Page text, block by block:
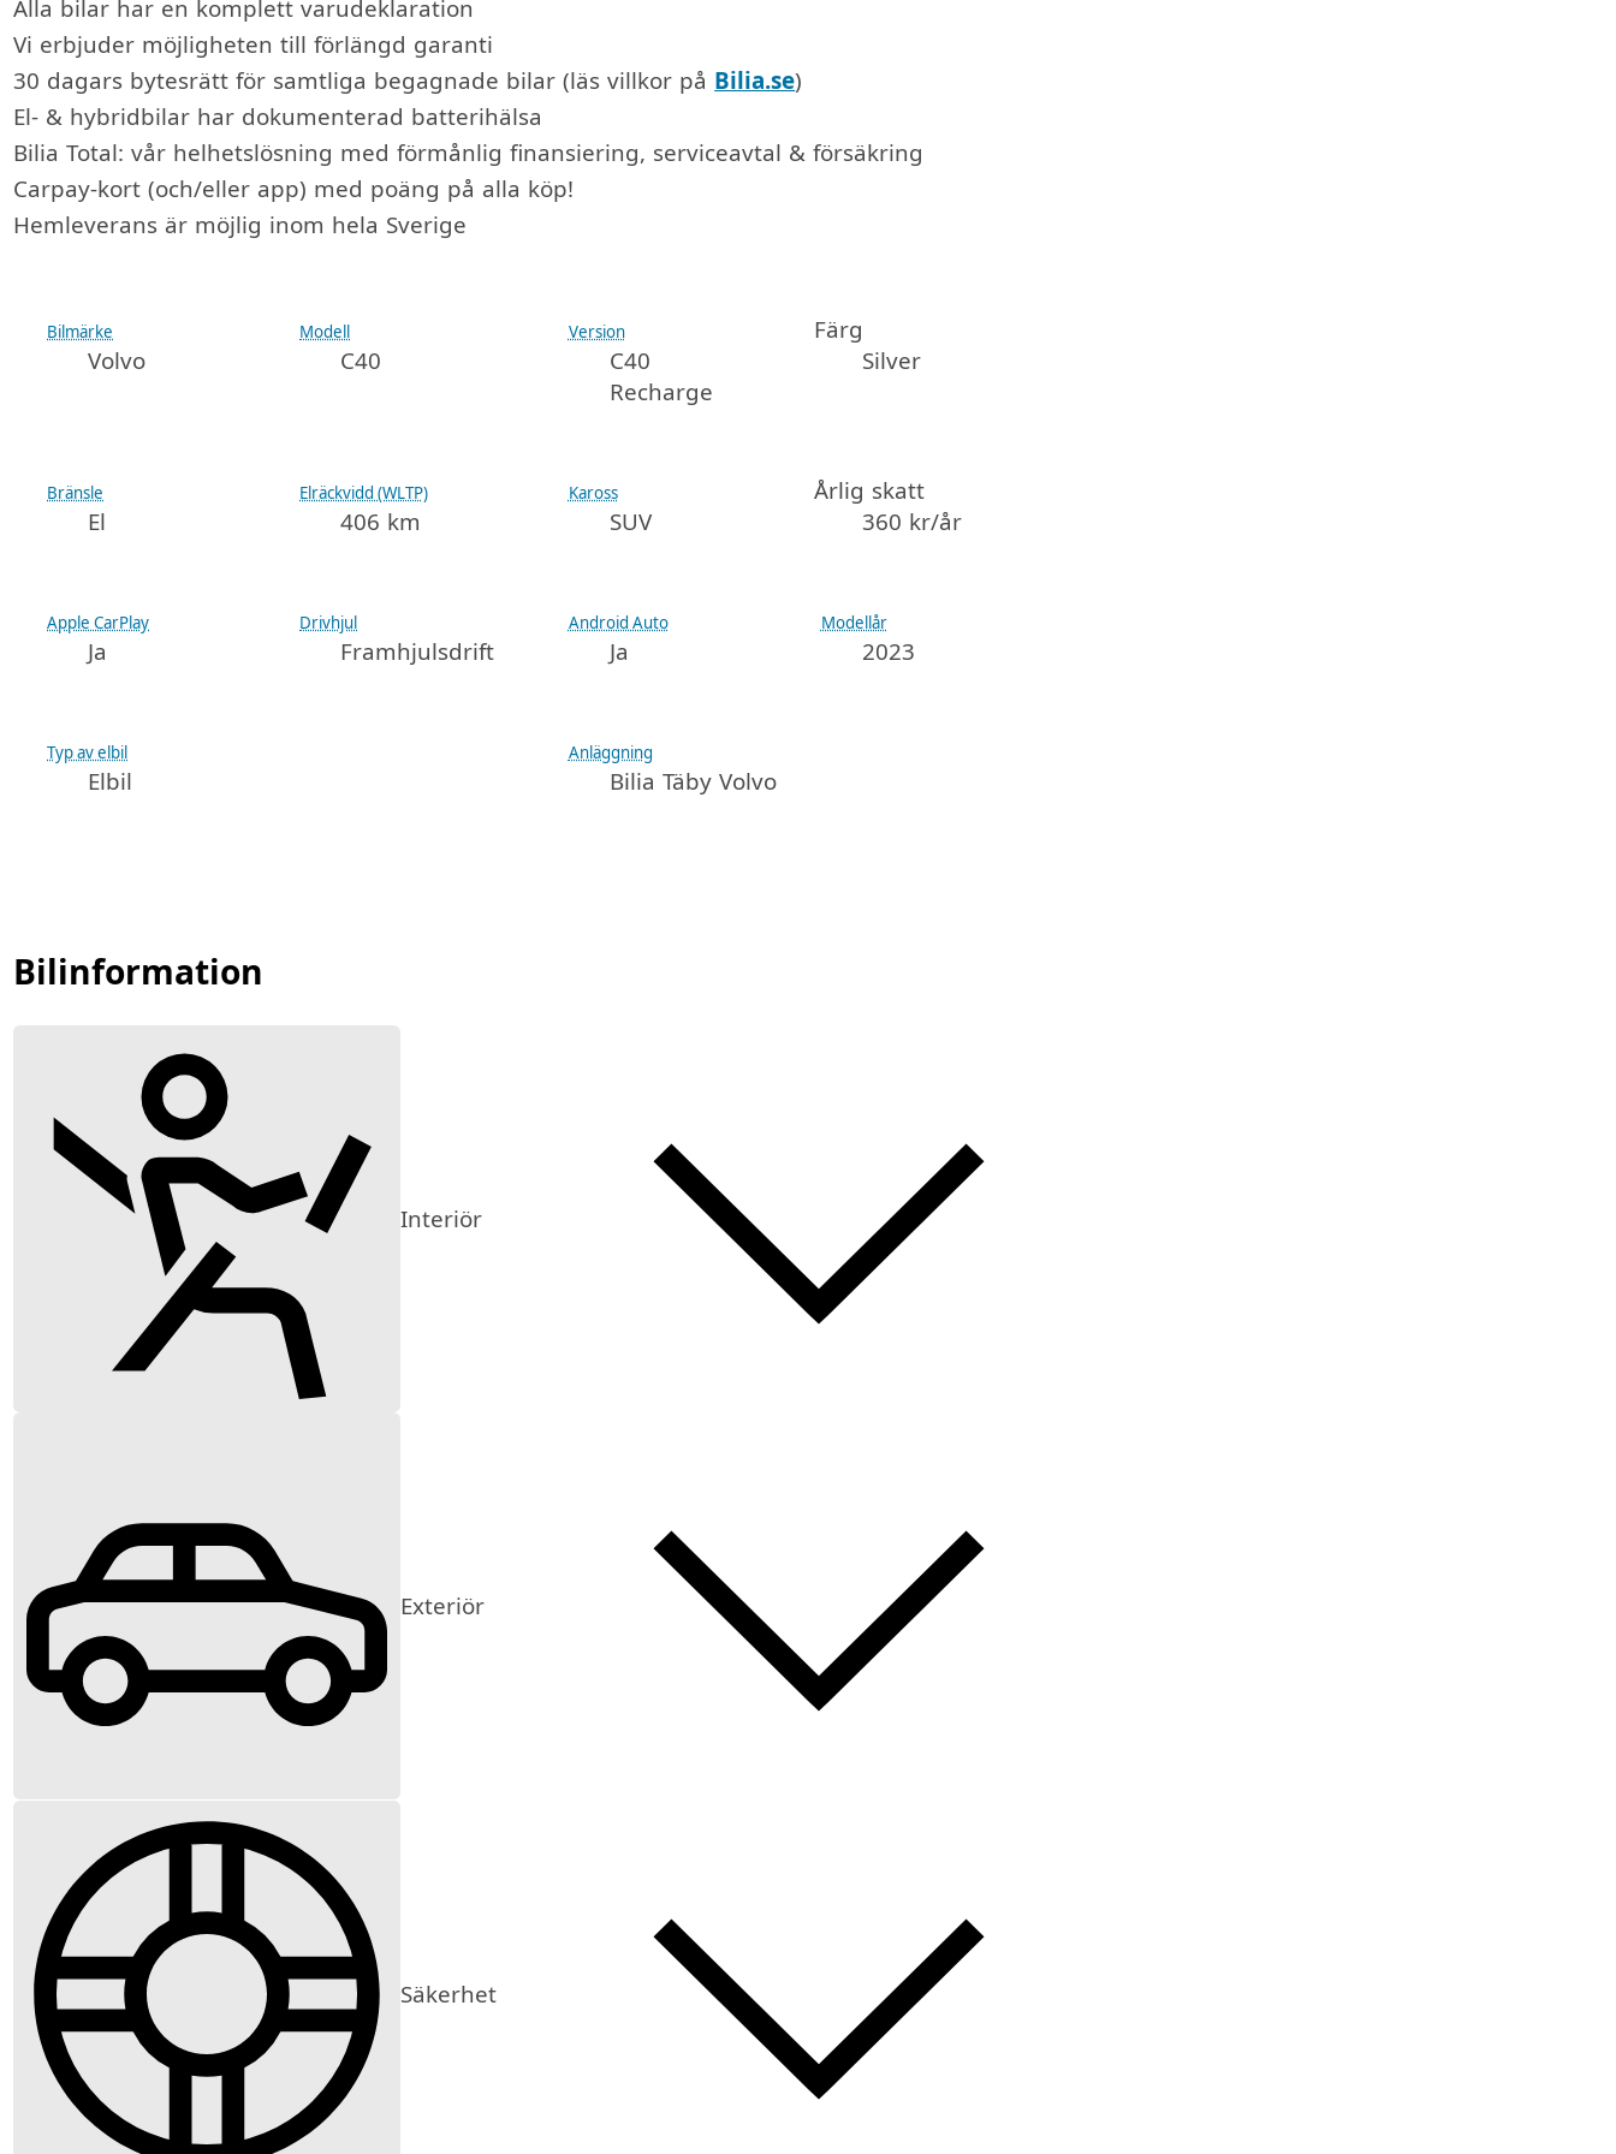
Alla bilar har en komplett varudeklaration
Vi erbjuder möjligheten till förlängd garanti
30 dagars bytesrätt för samtliga begagnade bilar (läs villkor på Bilia.se)
El- & hybridbilar har dokumenterad batterihälsa
Bilia Total: vår helhetslösning med förmånlig finansiering, serviceavtal & försäkring
Carpay-kort (och/eller app) med poäng på alla köp!
Hemleverans är möjlig inom hela Sverige
Bilmärke
Volvo
Modell
C40
Version
C40
Recharge
Färg
Silver
Bränsle
El
Elräckvidd (WLTP)
406 km
Kaross
SUV
Årlig skatt
360 kr/år
Apple CarPlay
Ja
Drivhjul
Framhjulsdrift
Android Auto
Ja
Modellår
2023
Typ av elbil
Elbil
Anläggning
Bilia Täby Volvo
Bilinformation
Interiör
Exteriör
Säkerhet